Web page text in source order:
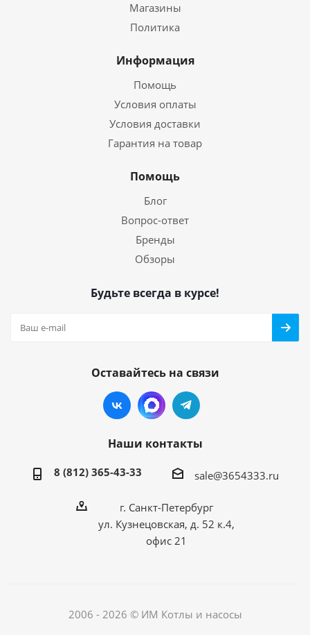
Магазины
Политика
Информация
Помощь
Условия оплаты
Условия доставки
Гарантия на товар
Помощь
Блог
Вопрос-ответ
Бренды
Обзоры
Будьте всегда в курсе!
Оставайтесь на связи
Наши контакты
8 (812) 365-43-33 sale@3654333.ru
г. Санкт-Петербург
ул. Кузнецовская, д. 52 к.4,
офис 21
2006 - 2026 © ИМ Котлы и насосы